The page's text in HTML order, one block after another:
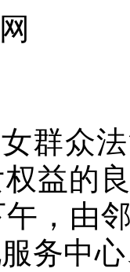
群众
益的
午，由
务中